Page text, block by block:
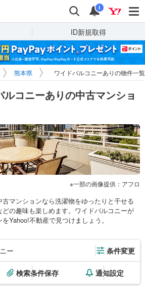
検索 通知
i
ID新規取得
熊本県 ワイドバルコニーありの物件一覧
コニーありの中古マンショ
一部の画像提供：アフロ
マンションなら洗濯物をゆったりと干せる
の趣味も楽しめます。ワイドバルコニーが
Yahoo!不動産で見つけましょう。
ー 条件変更
検索条件保存 通知設定